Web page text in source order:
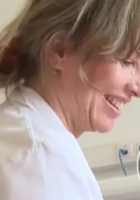
esta
que provoca este
españoles duerme